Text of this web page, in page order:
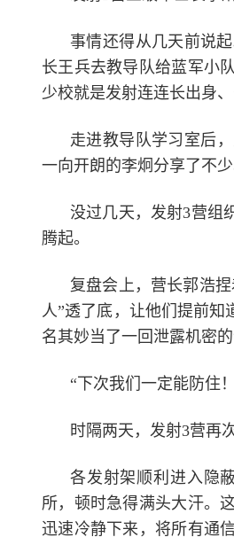
事情还得从几天前说
长王兵去教导队给蓝军小
少校就是发射连连长出身
走进教导队学习室后
一向开朗的李炯分享了不少
没过几天，发射3营组
腾起。
复盘会上，营长郭浩
人”透了底，让他们提前
名其妙当了一回泄露机密的
“下次我们一定能防住
时隔两天，发射3营再
各发射架顺利进入隐
所，顿时急得满头大汗。
迅速冷静下来，将所有通